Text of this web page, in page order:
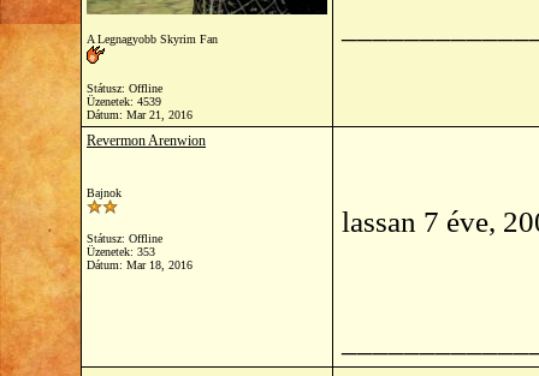
A Legnagyobb Skyrim Fan
Státusz: Offline
Üzenetek: 4539
Dátum: Mar 21, 2016
Revermon Arenwion
Bajnok
Státusz: Offline
Üzenetek: 353
Dátum: Mar 18, 2016
lassan 7 éve,